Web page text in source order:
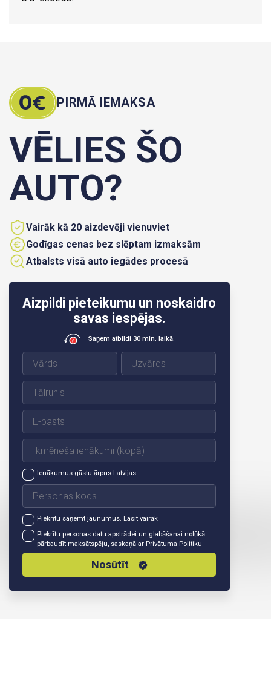
Aizpildi pieteikumu un noskaidro
savas iespējas.
Saņem atbildi 30 min. laikā.
Ienākumus gūstu ārpus Latvijas
Piekrītu saņemt jaunumus. Lasīt vairāk
Piekrītu personas datu apstrādei un glabāšanai nolūkā
pārbaudīt maksātspēju, saskaņā ar Privātuma Politiku
Nosūtīt
PIRMĀ IEMAKSA
VĒLIES ŠO
AUTO?
Vairāk kā 20 aizdevēji vienuviet
Godīgas cenas bez slēptam izmaksām
Atbalsts visā auto iegādes procesā